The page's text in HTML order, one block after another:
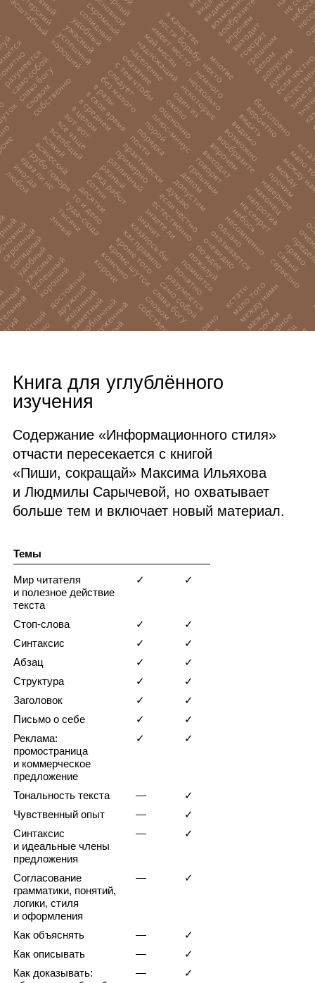
Книга для углублённого
изучения
Содержание «Информационного стиля»
отчасти пересекается с книгой
«Пиши, сокращай» Максима Ильяхова
и Людмилы Сарычевой, но охватывает
больше тем и включает новый материал.
Темы
Мир читателя
и полезное действие
текста
✓ ✓
Стоп‑слова ✓
✓
Синтаксис
✓
✓
Абзац
✓
✓
Структура
✓
✓
Заголовок
✓
✓
Письмо о себе
✓
✓
Реклама:
промостраница
и коммерческое
предложение
✓ ✓
Тональность текста —
✓
Чувственный опыт
—
✓
Синтаксис
и идеальные члены
предложения
— ✓
Согласование
грамматики, понятий,
логики, стиля
и оформления
— ✓
Как объяснять —
✓
Как описывать
—
✓
Как доказывать:
— ✓